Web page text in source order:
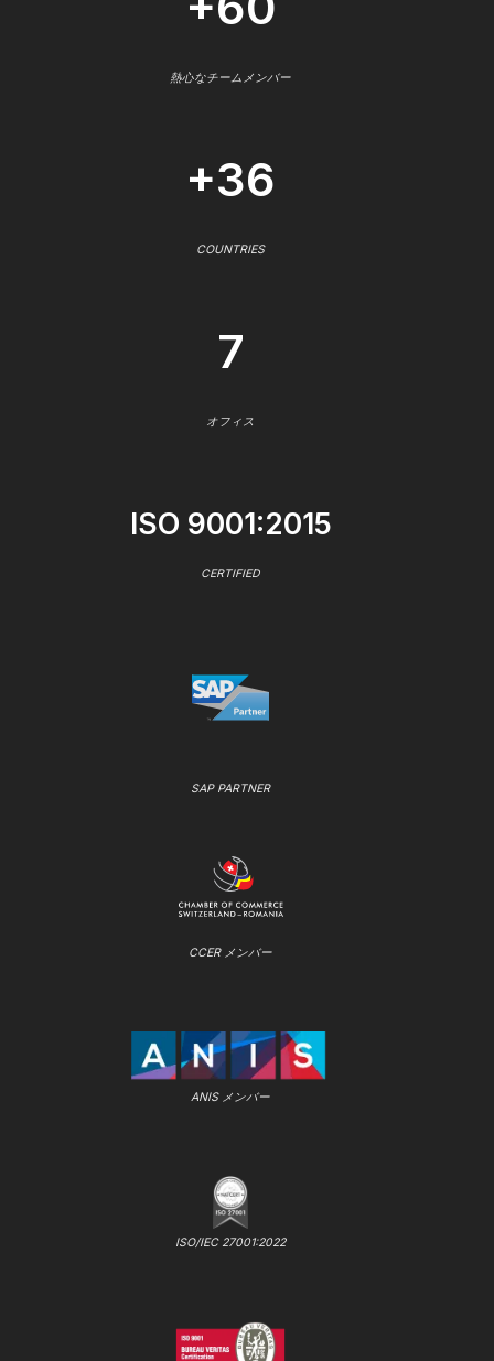
熱心なチームメンバー
+36
COUNTRIES
7
オフィス
ISO 9001:2015
CERTIFIED
SAP PARTNER
CCER メンバー
ANIS メンバー
ISO/IEC 27001:2022